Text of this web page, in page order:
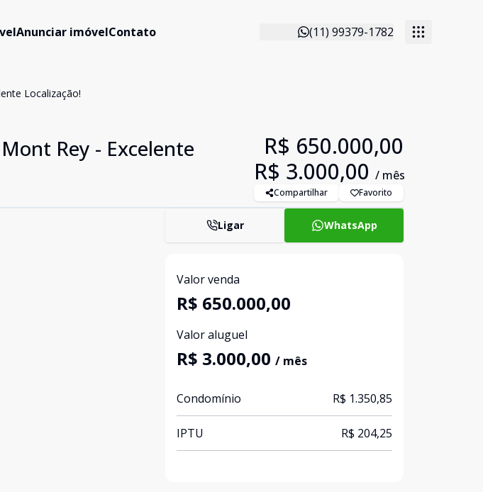
Anunciar imóvelContato (11) 99379-1782
Localização!
Rey - Excelente
R$ 650.000,00
R$ 3.000,00 / mês
Compartilhar Favorito
Ligar WhatsApp
Valor venda
R$ 650.000,00
Valor aluguel
R$ 3.000,00 / mês
Condomínio R$ 1.350,85
IPTU R$ 204,25